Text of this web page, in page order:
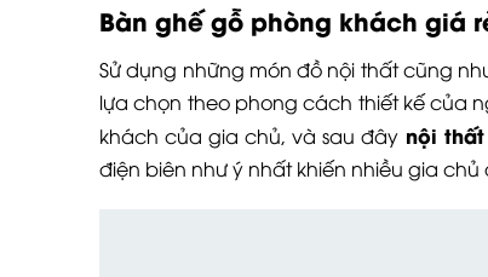
Bàn ghế gỗ phòng khách giá
Sử dụng những món đồ nội thất cũng
lựa chọn theo phong cách thiết kế của
khách của gia chủ, và sau đây nội thất
điện biên như ý nhất khiến nhiều gia chủ